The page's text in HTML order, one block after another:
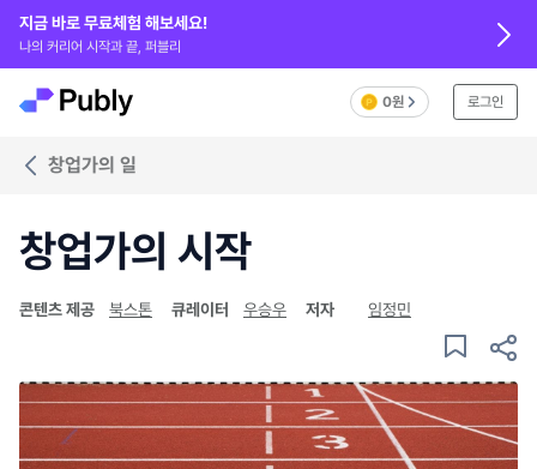
지금 바로 무료체험 해보세요!
나의 커리어 시작과 끝, 퍼블리
0원 로그인
창업가의 일
창업가의 시작
콘텐츠 제공 북스톤 큐레이터 우승우 저자 임정민